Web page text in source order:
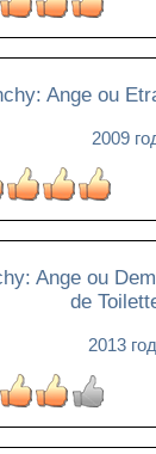
Ange ou
2009
Ange ou
de
2013